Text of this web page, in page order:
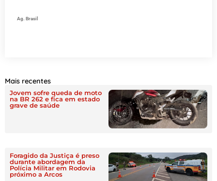
Ag. Brasil
Mais recentes
Jovem sofre queda de moto
na BR 262 e fica em estado
grave de saúde
Foragido da Justiça é preso
durante abordagem da
Polícia Militar em Rodovia
próximo a Arcos